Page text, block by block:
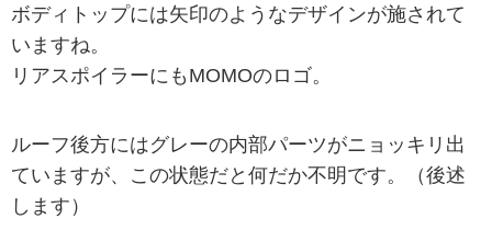
ボディトップには矢印のようなデザインが施されて
いますね。
リアスポイラーにもMOMOのロゴ。
ルーフ後方にはグレーの内部パーツがニョッキリ出
ていますが、この状態だと何だか不明です。（後述
します）